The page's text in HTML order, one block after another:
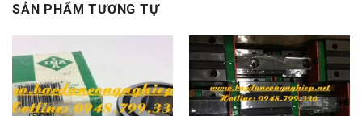
SẢN PHẨM TƯƠNG TỰ